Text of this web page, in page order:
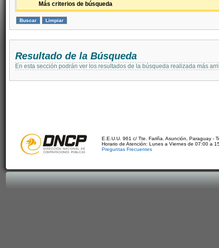
Más criterios de búsqueda
Resultado de la Búsqueda
En esta sección podrán ver los resultados de la búsqueda realizada más
E.E.U.U. 961 c/ Tte. Fariña. Asunción, Paraguay -
Horario de Atención: Lunes a Viernes de 07:00 a
Preguntas Frecuentes